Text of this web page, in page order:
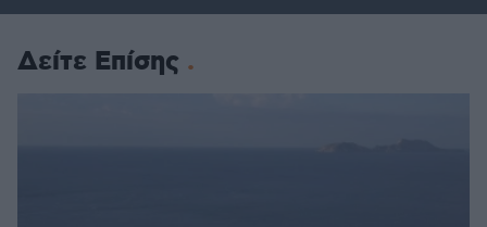
Δείτε Επίσης